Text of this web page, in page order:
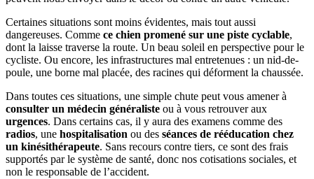
Certaines situations sont moins évidentes, mais tout aussi
dangereuses. Comme ce chien promené sur une piste cyclable,
dont la laisse traverse la route. Un beau soleil en perspective pour le
cycliste. Ou encore, les infrastructures mal entretenues : un nid-de-
poule, une borne mal placée, des racines qui déforment la chaussée.
Dans toutes ces situations, une simple chute peut vous amener à
consulter un médecin généraliste ou à vous retrouver aux
urgences. Dans certains cas, il y aura des examens comme des
radios, une hospitalisation ou des séances de rééducation chez
un kinésithérapeute. Sans recours contre tiers, ce sont des frais
supportés par le système de santé, donc nos cotisations sociales, et
non le responsable de l’accident.